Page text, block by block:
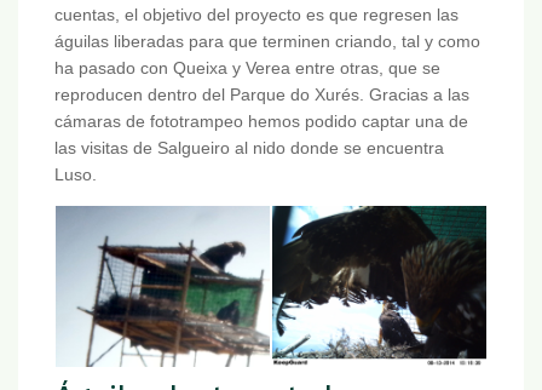
cuentas, el objetivo del proyecto es que regresen las
águilas liberadas para que terminen criando, tal y como
ha pasado con Queixa y Verea entre otras, que se
reproducen dentro del Parque do Xurés. Gracias a las
cámaras de fototrampeo hemos podido captar una de
las visitas de Salgueiro al nido donde se encuentra
Luso.